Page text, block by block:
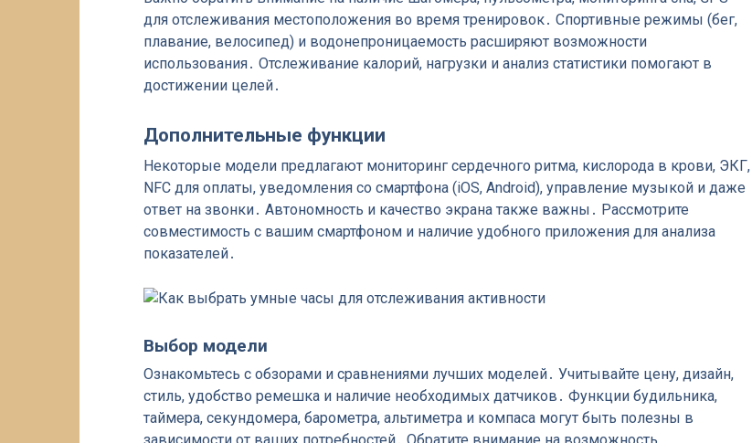
для отслеживания местоположения во время тренировок․ Спортивные режимы (бег,
плавание, велосипед) и водонепроницаемость расширяют возможности
использования․ Отслеживание калорий, нагрузки и анализ статистики помогают в
достижении целей․
Дополнительные функции
Некоторые модели предлагают мониторинг сердечного ритма, кислорода в крови, ЭКГ,
NFC для оплаты, уведомления со смартфона (iOS, Android), управление музыкой и даже
ответ на звонки․ Автономность и качество экрана также важны․ Рассмотрите
совместимость с вашим смартфоном и наличие удобного приложения для анализа
показателей․
Выбор модели
Ознакомьтесь с обзорами и сравнениями лучших моделей․ Учитывайте цену, дизайн,
стиль, удобство ремешка и наличие необходимых датчиков․ Функции будильника,
таймера, секундомера, барометра, альтиметра и компаса могут быть полезны в